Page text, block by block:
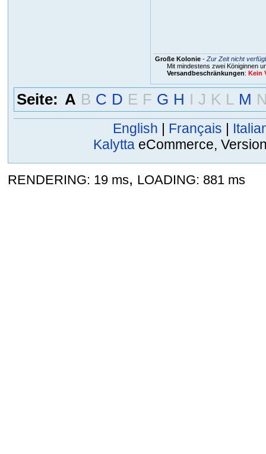
Große Kolonie- Zur Zeit nicht
Mit mindestens zwei Königinnen
Versandbeschränkungen: Kein
Seite: A B C D E F G H I J K L M
English | Français |
Kalytta eCommerce,
RENDERING: 19 ms, LOADING: 881 ms